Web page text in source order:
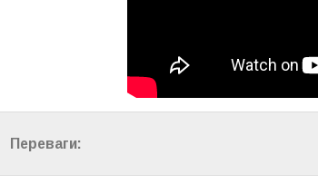
Переваги: